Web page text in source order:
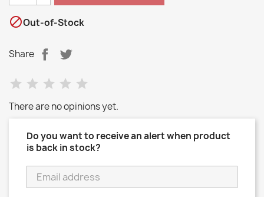
Out-of-Stock
Share
There are no opinions yet.
Do you want to receive an alert when product
is back in stock?